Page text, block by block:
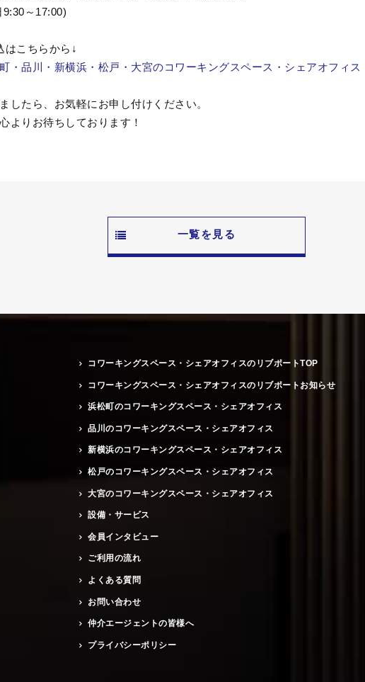
9:30～17:00)
はこちらから↓
・品川・新横浜・松戸・大宮のコワーキングスペース・シェアオフィス
したら、お気軽にお申し付けください。
よりお待ちしております！
一覧を見る
コワーキングスペース・シェアオフィスのリブポートTOP
コワーキングスペース・シェアオフィスのリブポートお知らせ
浜松町のコワーキングスペース・シェアオフィス
品川のコワーキングスペース・シェアオフィス
新横浜のコワーキングスペース・シェアオフィス
松戸のコワーキングスペース・シェアオフィス
大宮のコワーキングスペース・シェアオフィス
設備・サービス
会員インタビュー
ご利用の流れ
よくある質問
お問い合わせ
仲介エージェントの皆様へ
プライバシーポリシー